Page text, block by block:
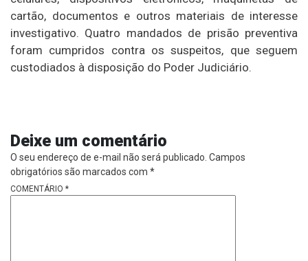
cartão, documentos e outros materiais de interesse
investigativo. Quatro mandados de prisão preventiva
foram cumpridos contra os suspeitos, que seguem
custodiados à disposição do Poder Judiciário.
Deixe um comentário
O seu endereço de e-mail não será publicado. Campos
obrigatórios são marcados com *
COMENTÁRIO *